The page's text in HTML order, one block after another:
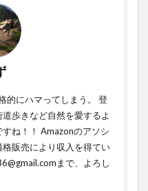
的にハマってしまう。 登
歩きなど自然を愛するよ
ね！！ Amazonのアソシ
販売により収入を得てい
まで、よろし